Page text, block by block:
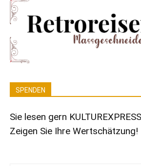
SPENDEN
Sie lesen gern
Zeigen Sie Ihre Wertschätzung!